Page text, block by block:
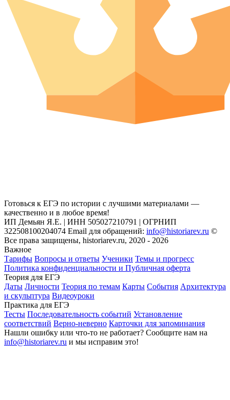
Готовься к ЕГЭ по истории с лучшими материалами —
качественно и в любое время!
ИП Демьян Я.Е. | ИНН 505027210791 | ОГРНИП
322508100204074 Email для обращений: info@historiarev.ru ©
Все права защищены, historiarev.ru, 2020 - 2026
Важное
Тарифы Вопросы и ответы Ученики Темы и прогресс
Политика конфиденциальности и Публичная оферта
Теория для ЕГЭ
Даты Личности Теория по темам Карты События Архитектура
и скульптура Видеоуроки
Практика для ЕГЭ
Тесты Последовательность событий Установление
соответствий Верно-неверно Карточки для запоминания
Нашли ошибку или что-то не работает? Сообщите нам на
info@historiarev.ru и мы исправим это!